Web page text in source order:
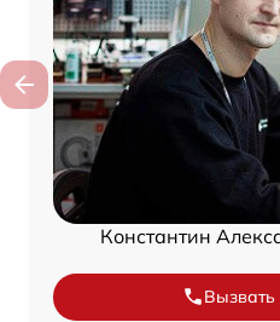
Константин
Вызвать